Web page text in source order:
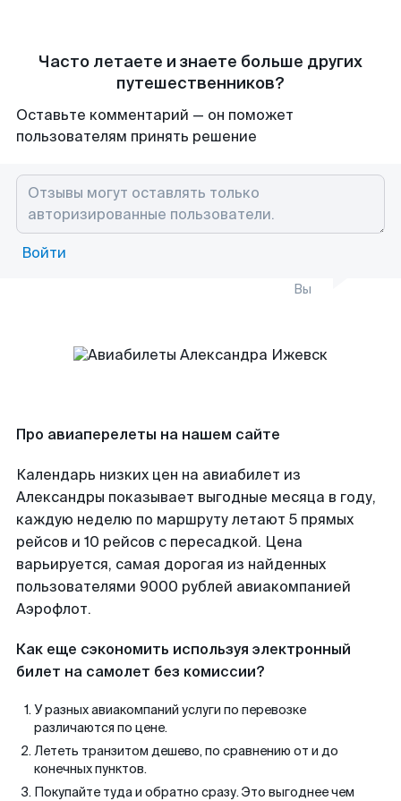
Часто летаете и знаете больше других
путешественников?
Оставьте комментарий — он поможет
пользователям принять решение
Войти
Вы
Про авиаперелеты на нашем сайте
Календарь низких цен на авиабилет из
Александры показывает выгодные месяца в году,
каждую неделю по маршруту летают 5 прямых
рейсов и 10 рейсов с пересадкой. Цена
варьируется, самая дорогая из найденных
пользователями 9000 рублей авиакомпанией
Аэрофлот.
Как еще сэкономить используя электронный
билет на самолет без комиссии?
У разных авиакомпаний услуги по перевозке
различаются по цене.
Лететь транзитом дешево, по сравнению от и до
конечных пунктов.
Покупайте туда и обратно сразу. Это выгоднее чем